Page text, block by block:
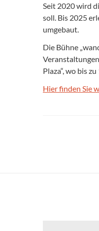
Seit 2020 wird
soll. Bis 2025
umgebaut.
Die Bühne
Plaza“, wo bis
Hier finden Sie